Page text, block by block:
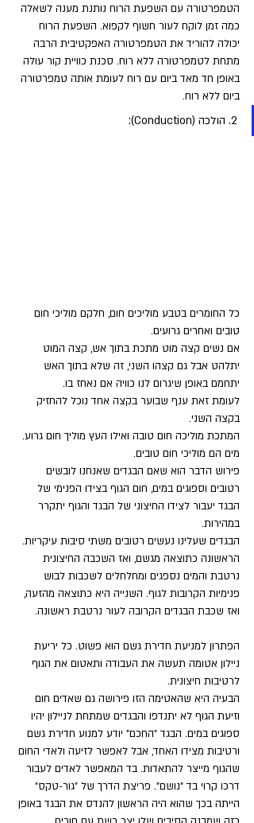
הטמפרטורה עם השפעת הרוח נותנת מענה לשאלה
כמה זמן לוקח לעור חשוף לקפוא. השפעת הרוח
יכולה להוריד את הטמפרטורה האפקטיבית הרבה
מתחת לטמפרטורה ללא רוח. סכנת כוויית קור עולה
באופן חד מאד ביום עם רוח לעומת אותה טמפרטורה
ביום ללא רוח.
2. הולכה (Conduction):
כל החומרים בטבע מוליכים חום, חלקם מוליכי חום
טובים ואחרים גרועים.
אם נשים קצה מוט מתכת בתוך אש, קצה המוט
יתלהט אבל גם קצהו השני, זה שלא בתוך האש
יתחמם באופן שיגרום לנו כוויה אם נאחז בו.
לעומת זאת ענף שבוער בקצה אחד נוכל להחזיק
בקצה השני.
המתכת מוליכה חום טובה ואילו העץ מוליך חום גרוע.
מים הם מוליכי חום טובים.
פירוש הדבר הוא שאם הבגדים שאנחנו לובשים
רטובים וספוגים במים, חום הגוף בצידו הפנימי של
הבגד יעבור לצידו החיצוני של הבגד והגוף יתקרר
במהירות.
הבגדים שעלינו נעשים רטובים משתי סיבות עיקריות.
הראשונה כתוצאה מגשם, ואז השכבה החיצונית
נרטבת והמים נספגים ומחלחלים לשכבות לבוש
פנימיות הקרובות לגוף. השנייה היא כתוצאה מהזעה,
ואז שכבת הבגדים הקרובה לעור נרטבת ראשונה.
הפתרון למניעת חדירת גשם הוא פשוט. כל יריעת
ניילון אטומה תעשה את העבודה ותאטום את הגוף
לרטיבות חיצונית.
הבעיה היא שהאטימה הזו פירושה גם שאדים חום
וזיעת הגוף לא יתנדפו והבגדים שמתחת לניילון יהיו
ספוגים במים. הבגד "החכם" יודע למנוע חדירת גשם
ורטיבות מצידו האחד, אבל לאפשר לזיעה ולאדי החום
שהגוף מייצר להתאדות. בד המאפשר לאדים לעבור
דרכו קרוי בד "נושם". פריצת הדרך של "גור-טקס"
הייתה בכך שהוא היה הראשון להנדס את הבגד באופן